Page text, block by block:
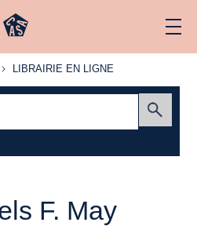
LIBRAIRIE
LIBRAIRIE EN LIGNE
F. May